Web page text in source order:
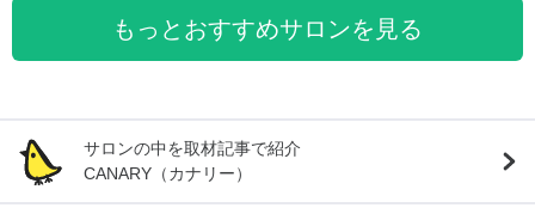
もっとおすすめサロンを見る
サロンの中を取材記事で紹介
CANARY（カナリー）